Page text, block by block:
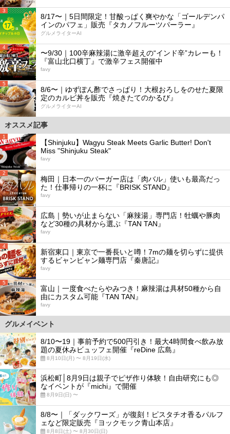
3
8/17〜｜5日間限定！甘酸っぱく爽やかな「ゴールデンパ
インのパフェ」販売『タカノフルーツパーラー』
グルメライターAI
4
〜9/30｜100辛麻辣湯に激辛超えの“インド辛”カレーも！
『富山北口横丁』で激辛フェス開催中
favy
5
8/6〜｜ゆずぽん酢でさっぱり！大根おろしをのせた夏限
定のカルビ丼を販売『焼きたてのかるび』
グルメライターAI
オススメ記事
1
【Shinjuku】Wagyu Steak Meets Garlic Butter! Don't
Miss "Shinjuku Steak"
favy
2
梅田｜日本一のバーガー店は「肉バル」使いも最高だっ
た！仕事帰りの一杯に『BRISK STAND』
favy
3
広島｜勢いが止まらない「麻辣湯」専門店！牡蠣や豚肉
など30種の具材から選ぶ『TAN TAN』
favy
4
新宿東口｜東京で一番長いと噂！7mの麺を切らずに提供
するビャンビャン麺専門店『秦唐記』
favy
5
富山｜一度食べたらやみつき！麻辣湯は具材50種から自
由にカスタム可能『TAN TAN』
favy
グルメイベント
8/10〜19｜事前予約で500円引き！最大4時間食べ飲み放
題の夏休みビュッフェ開催『reDine 広島』
8月10日(月) 〜 8月19日(水)
浜松町│8月9日は親子でピザ作り体験！自由研究にも◎
なイベントが『michi』で開催
8月9日(日) 〜
8/8〜｜「ダックワーズ」が復刻！ピスタチオ香るパルフ
ェなど限定販売『ヨックモック青山本店』
8月8日(土) 〜 8月30日(日)